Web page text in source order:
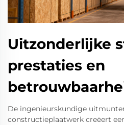
Uitzonderlijke
prestaties en
De ingenieurskundige
constructieplaatwerk creëert